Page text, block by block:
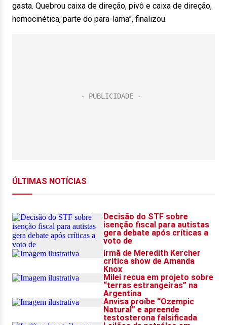
gasta. Quebrou caixa de direção, pivô e caixa de direção,
homocinética, parte do para-lama”, finalizou.